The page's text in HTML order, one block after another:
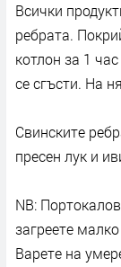
Всички
ребрата.
котлон за 1
се сгъсти. На
Свинските
пресен лук и
NB:
загреете
Варете на